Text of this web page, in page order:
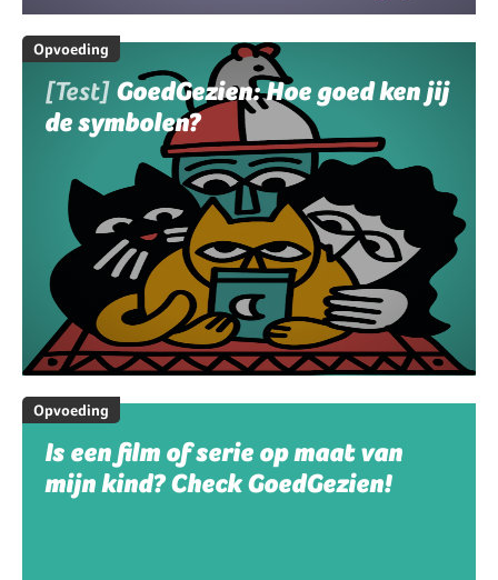
Opvoeding
[Test] GoedGezien: Hoe goed ken jij
de symbolen?
Opvoeding
Is een film of serie op maat van
mijn kind? Check GoedGezien!